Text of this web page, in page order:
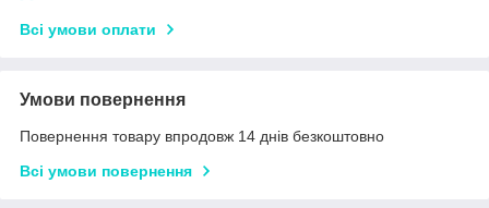
Всі умови оплати
Умови повернення
Повернення товару впродовж 14 днів безкоштовно
Всі умови повернення